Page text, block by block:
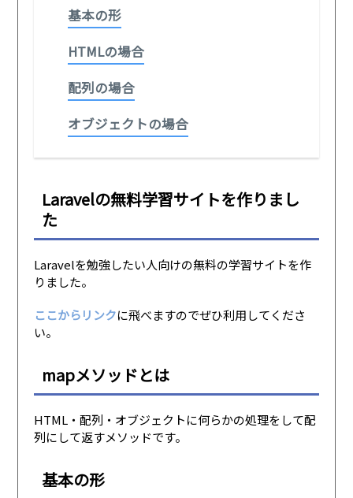
基本の形
HTMLの場合
配列の場合
オブジェクトの場合
Laravelの無料学習サイトを作りまし
た
Laravelを勉強したい人向けの無料の学習サイトを作
りました。
ここからリンクに飛べますのでぜひ利用してくださ
い。
mapメソッドとは
HTML・配列・オブジェクトに何らかの処理をして配
列にして返すメソッドです。
基本の形